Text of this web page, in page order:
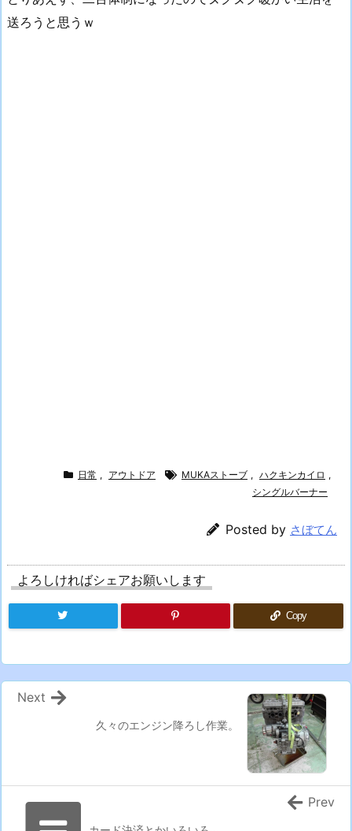
送ろうと思うｗ
日常 , アウトドア MUKAストーブ , ハクキンカイロ ,
シングルバーナー
Posted by さぼてん
よろしければシェアお願いします
Copy
久々のエンジン降ろし作業。
Next
Prev